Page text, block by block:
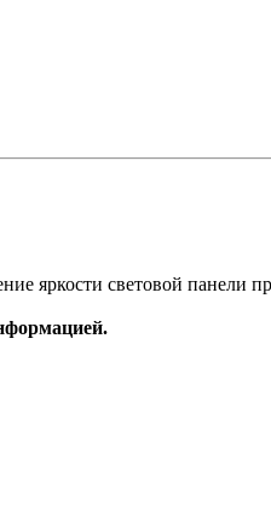
яркости световой панели